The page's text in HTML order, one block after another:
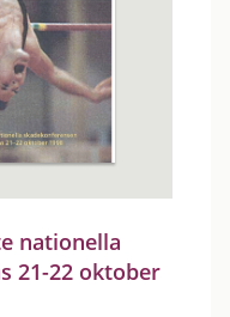
nationella
21-22 oktober